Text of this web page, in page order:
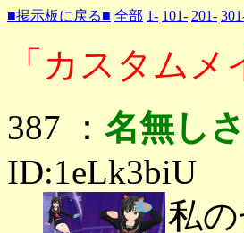
■掲示板に戻る■ 全部 1- 101- 201-
「カスタム
387 ： 名無し
ID:1eLk3biU
私